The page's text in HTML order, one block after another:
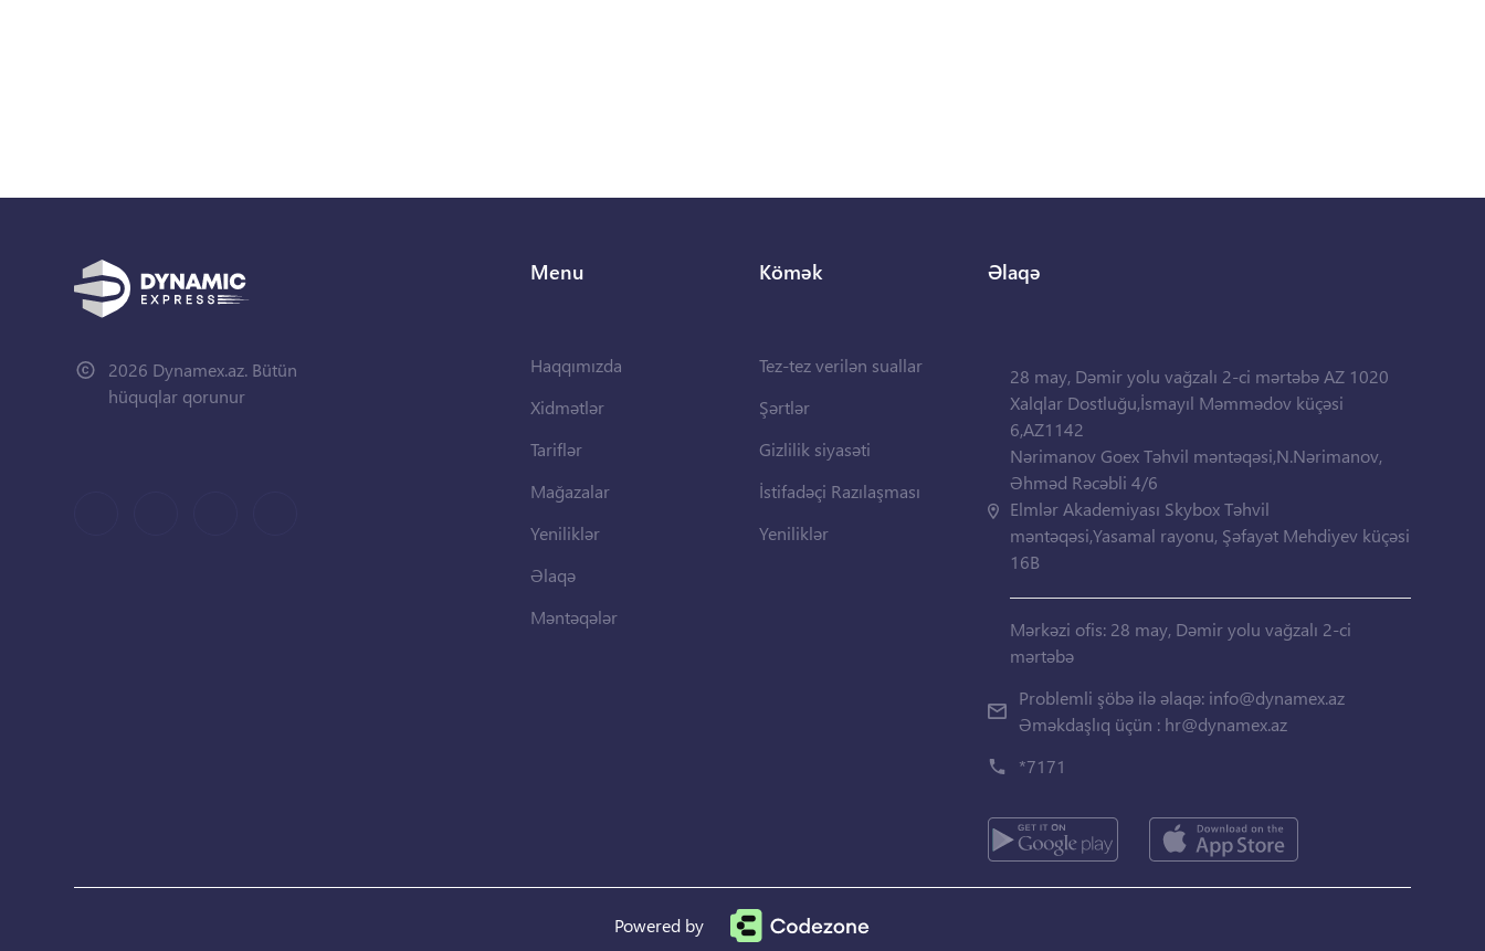
2026 Dynamex.az. Bütün
hüquqlar qorunur
Menu
Haqqımızda
Xidmətlər
Tariflər
Mağazalar
Yeniliklər
Əlaqə
Məntəqələr
Kömək
Tez-tez verilən suallar
Şərtlər
Gizlilik siyasəti
İstifadəçi Razılaşması
Yeniliklər
Əlaqə
28 may, Dəmir yolu vağzalı 2-ci mərtəbə AZ 1020
Xalqlar Dostluğu,İsmayıl Məmmədov küçəsi
6,AZ1142
Nərimanov Goex Təhvil məntəqəsi,N.Nərimanov,
Əhməd Rəcəbli 4/6
Elmlər Akademiyası Skybox Təhvil
məntəqəsi,Yasamal rayonu, Şəfayət Mehdiyev küçəsi
16B
Mərkəzi ofis: 28 may, Dəmir yolu vağzalı 2-ci
mərtəbə
Problemli şöbə ilə əlaqə: info@dynamex.az
Əməkdaşlıq üçün : hr@dynamex.az
*7171
Powered by